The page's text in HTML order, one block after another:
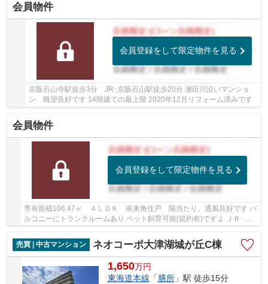
会員物件
会員登録をして限定物件を見る
京阪石山寺駅徒歩3分 JR･京阪石山駅徒歩20分 瀬田川沿いマンショ
ン 眺望良好です 14階建ての最上階 2020年12月リフォーム済みです
会員物件
会員登録をして限定物件を見る
専有面積106.47㎡ ４ＬＤＫ 南東角住戸 陽当たり、通風良好です バ
ルコニーにトランクルームあり ペット飼育可能(規約有)ですよ ＪＲ･京
売買 | 中古マンション
ネオコーポ大津湖城が丘C棟
1,650万円
東海道本線 「膳所」駅 徒歩15分